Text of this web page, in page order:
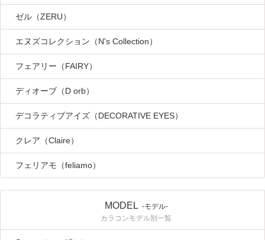
ゼル（ZERU）
エヌズコレクション（N's Collection）
フェアリー（FAIRY）
ディオーブ（D orb）
デコラティブアイズ（DECORATIVE EYES）
クレア（Claire）
フェリアモ（feliamo）
MODEL -モデル-
カラコンモデル別一覧